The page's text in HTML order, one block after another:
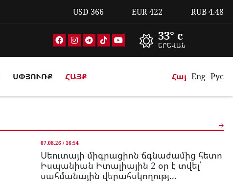
USD 366 EUR422 RUB4.48
33° c
ԵՐԵՎԱՆ
ՍՓՅՈՒՌՔ ՀԱՅՔ Հայ Eng Рус
07.08.26 / 16:54
Սեուտայի միգրացիոն ճգնաժամից հետո
Իսպանիան Իտալիային 2 օր է տվել՝
սահմանային վերահսկողությ...